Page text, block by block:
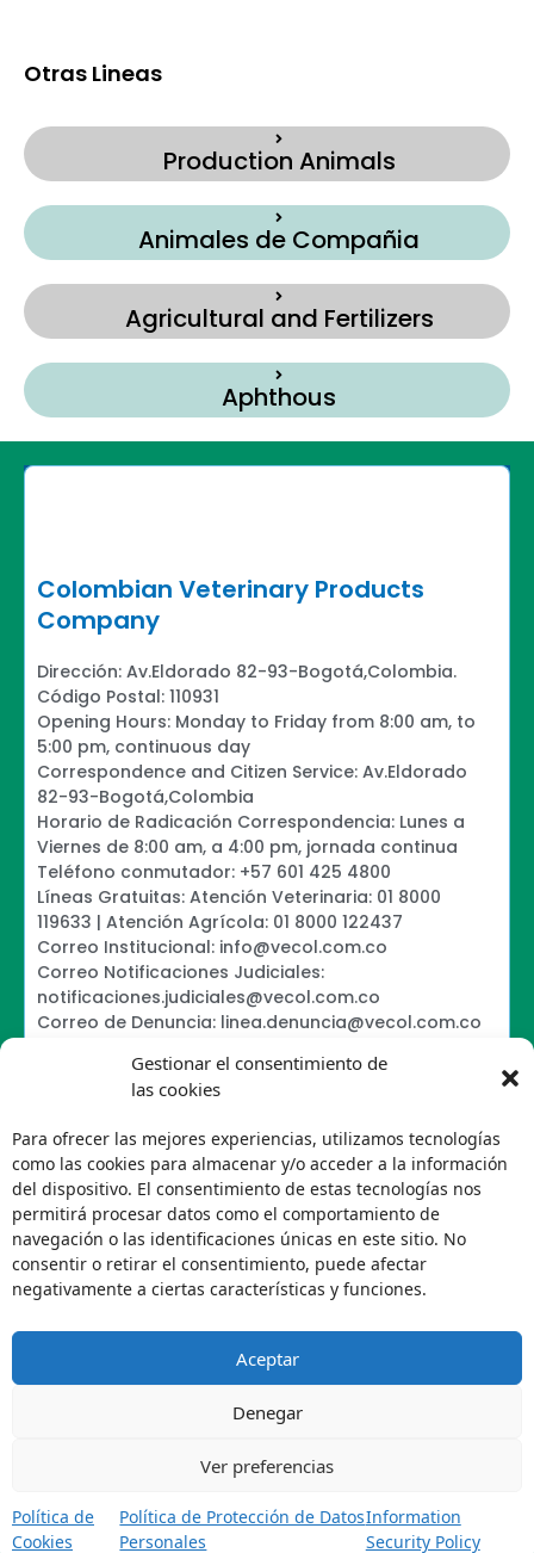
Gestionar el consentimiento de
las cookies
Para ofrecer las mejores experiencias, utilizamos tecnologías
como las cookies para almacenar y/o acceder a la información
del dispositivo. El consentimiento de estas tecnologías nos
permitirá procesar datos como el comportamiento de
navegación o las identificaciones únicas en este sitio. No
consentir o retirar el consentimiento, puede afectar
negativamente a ciertas características y funciones.
Aceptar
Denegar
Ver preferencias
Política de
Cookies
Política de Protección de Datos
Personales
Information
Security Policy
Otras Lineas
Production Animals
Animales de Compañia
Agricultural and Fertilizers
Aphthous
Colombian Veterinary Products
Company
Dirección: Av.Eldorado 82-93-Bogotá,Colombia.
Código Postal: 110931
Opening Hours: Monday to Friday from 8:00 am, to
5:00 pm, continuous day
Correspondence and Citizen Service: Av.Eldorado
82-93-Bogotá,Colombia
Horario de Radicación Correspondencia: Lunes a
Viernes de 8:00 am, a 4:00 pm, jornada continua
Teléfono conmutador: +57 601 425 4800
Líneas Gratuitas: Atención Veterinaria: 01 8000
119633 | Atención Agrícola: 01 8000 122437
Correo Institucional: info@vecol.com.co
Correo Notificaciones Judiciales:
notificaciones.judiciales@vecol.com.co
Correo de Denuncia: linea.denuncia@vecol.com.co
Política de Términos y Condiciones de Uso
Política de Tratamiento de Datos Personales VECOL
S.A
Política de Derechos de Autor y Uso sobre los
Contenidos
Política Editorial de la Sede Electrónica
Encuesta de usabilidad